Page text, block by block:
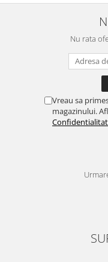
Nu rata
Vreau sa
magazinului.